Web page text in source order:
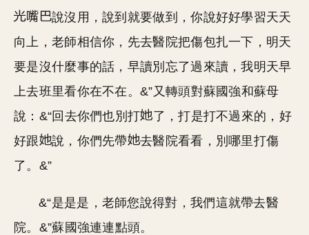
說沒用，說到就要做到，你說好好學習天天
向上，老師相信你，先去醫院把傷包扎一下，明天
要是沒什麼事的話，早讀別忘了過來讀，我明天早
上去班里看你在不在。&”又轉頭對蘇國強和蘇母
說：&“回去你們也別打
了，打是打不過來的，好
好跟
說，你們先帶
去醫院看看，別哪里打傷
了。&”
&“是是是，老師您說得對，我們這就帶去醫
院。&”蘇國強連連點頭。